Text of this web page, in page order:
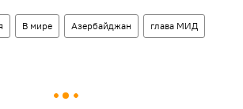
В мире Азербайджан глава МИД